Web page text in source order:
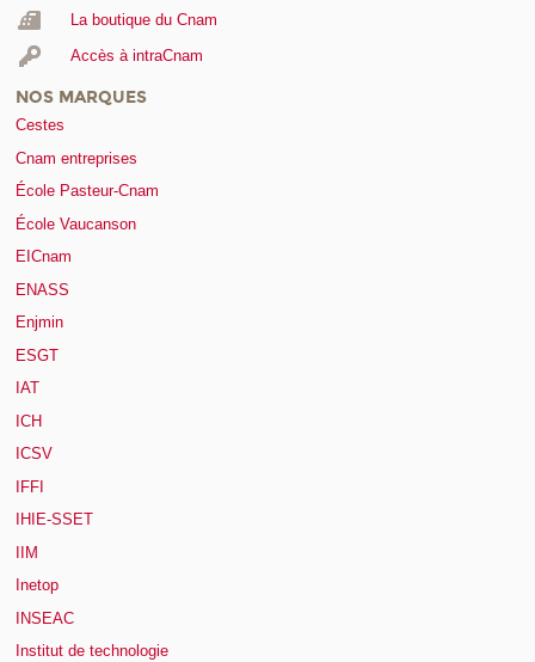
La boutique du Cnam
Accès à intraCnam
NOS MARQUES
Cestes
Cnam entreprises
École Pasteur-Cnam
École Vaucanson
EICnam
ENASS
Enjmin
ESGT
IAT
ICH
ICSV
IFFI
IHIE-SSET
IIM
Inetop
INSEAC
Institut de technologie